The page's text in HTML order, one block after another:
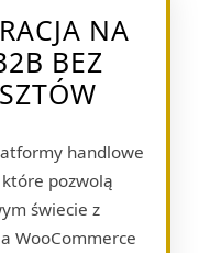
NA
BEZ
handlowe
pozwolą
świecie z
WooCommerce